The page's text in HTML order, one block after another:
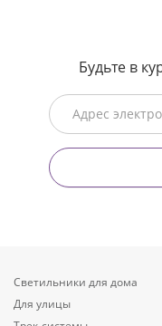
Будьте в
Светильники для дома
Для улицы